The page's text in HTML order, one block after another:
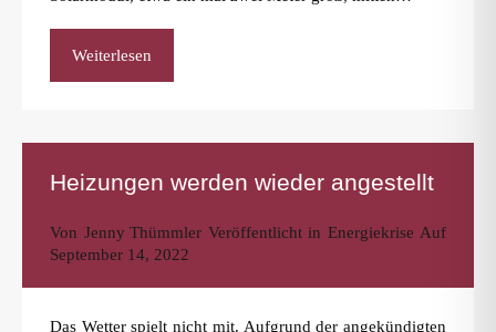
Weiterlesen
Heizungen werden wieder angestellt
Von Jenny ThümmlerVeröffentlicht inEnergiekrise Auf
September 14, 2022
Das Wetter spielt nicht mit. Aufgrund der angekündigten